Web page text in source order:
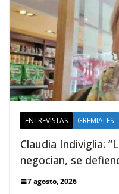
ENTREVISTAS GREMIALES
Claudia Indiviglia:
negocian, se
7 agosto, 2026